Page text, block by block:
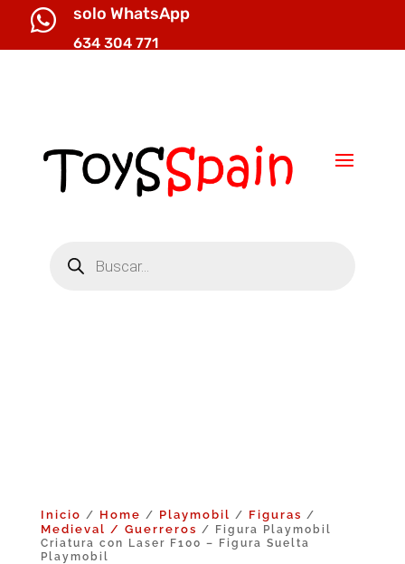
 solo WhatsApp
634 304 771
productos
Inicio / Home / Playmobil / Figuras /
Medieval / Guerreros / Figura Playmobil
Criatura con Laser F100 – Figura Suelta
Playmobil